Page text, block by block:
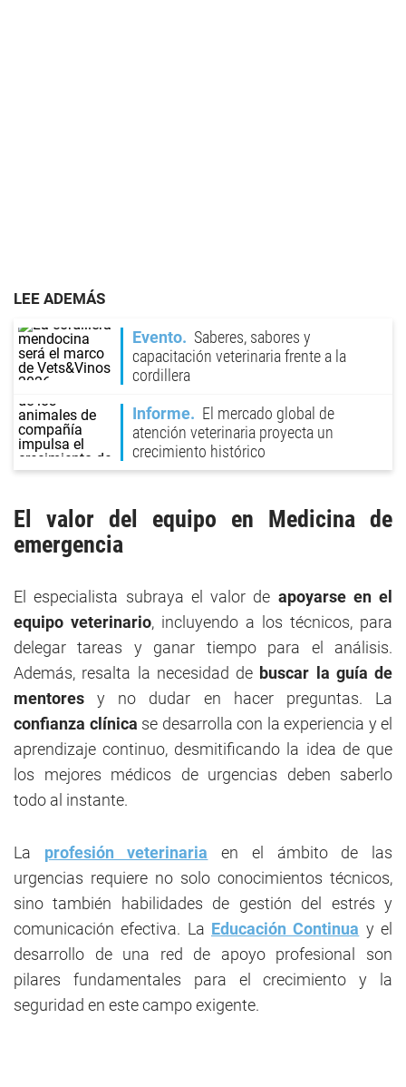
LEE ADEMÁS
Evento
Saberes, sabores y
capacitación veterinaria frente a la
cordillera
Informe
El mercado global de
atención veterinaria proyecta un
crecimiento histórico
El valor del equipo en Medicina de
emergencia
El especialista subraya el valor de apoyarse en el
equipo veterinario, incluyendo a los técnicos, para
delegar tareas y ganar tiempo para el análisis.
Además, resalta la necesidad de buscar la guía de
mentores y no dudar en hacer preguntas. La
confianza clínica se desarrolla con la experiencia y el
aprendizaje continuo, desmitificando la idea de que
los mejores médicos de urgencias deben saberlo
todo al instante.
La profesión veterinaria en el ámbito de las
urgencias requiere no solo conocimientos técnicos,
sino también habilidades de gestión del estrés y
comunicación efectiva. La Educación Continua y el
desarrollo de una red de apoyo profesional son
pilares fundamentales para el crecimiento y la
seguridad en este campo exigente.